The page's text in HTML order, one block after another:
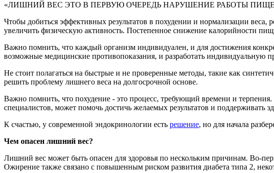
«ЛИШНИЙ ВЕС ЭТО В ПЕРВУЮ ОЧЕРЕДЬ НАРУШЕНИЕ РАБОТЫ
Чтобы добиться эффективных результатов в похудении и нормализации
увеличить физическую активность. Постепенное снижение калорийности
Важно помнить, что каждый организм индивидуален, и для достижения
возможные медицинские противопоказания, и разработать индивидуальную
Не стоит полагаться на быстрые и не проверенные методы, такие как
решить проблему лишнего веса на долгосрочной основе.
Важно помнить, что похудение - это процесс, требующий времени и
специалистов, может помочь достичь желаемых результатов и поддерживать
К счастью, у современной эндокринологии есть решение, но для начала
Чем опасен лишний вес?
Лишний вес может быть опасен для здоровья по нескольким причинам. Во-
Ожирение также связано с повышенным риском развития диабета типа 2,